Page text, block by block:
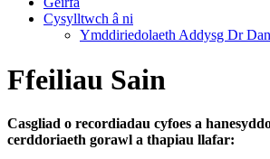
Cysylltwch â ni
​Ymddiriedolaeth Addysg Dr
Ffeiliau Sain
Casgliad o recordiadau cyfoes a
cerddoriaeth gorawl a thapiau llafar: